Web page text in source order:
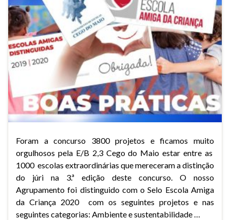
Foram a concurso 3800 projetos e ficamos muito
orgulhosos pela E/B 2,3 Cego do Maio estar entre as
1000 escolas extraordinárias que mereceram a distinção
do júri na 3.ª edição deste concurso. O nosso
Agrupamento foi distinguido com o Selo Escola Amiga
da Criança 2020 com os seguintes projetos e nas
seguintes categorias: Ambiente e sustentabilidade …